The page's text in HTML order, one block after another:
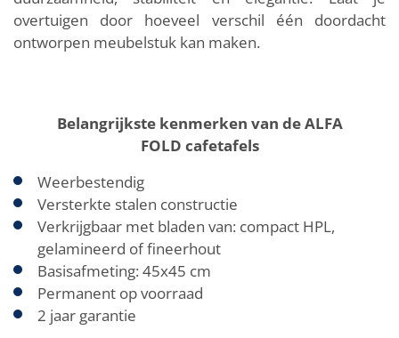
overtuigen door hoeveel verschil één doordacht
ontworpen meubelstuk kan maken.
Belangrijkste kenmerken van de ALFA
FOLD cafetafels
Weerbestendig
Versterkte stalen constructie
Verkrijgbaar met bladen van: compact HPL,
gelamineerd of fineerhout
Basisafmeting: 45x45 cm
Permanent op voorraad
2 jaar garantie